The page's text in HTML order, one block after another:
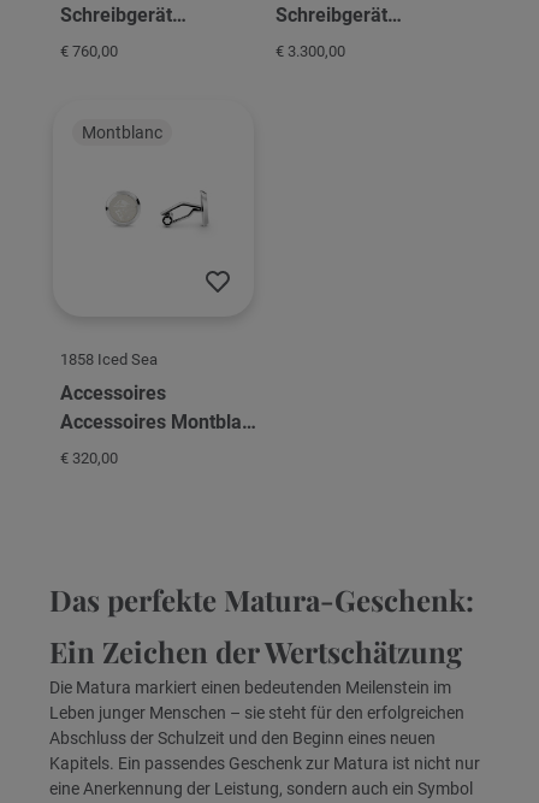
Schreibgerät
Montblanc
€ 760,00
Schreibgerät
Montblanc
€ 3.300,00
Montblanc
1858 Iced Sea
Accessoires
Accessoires Montblanc
1858 Iced Sea
€ 320,00
Das perfekte Matura-Geschenk:
Ein Zeichen der Wertschätzung
Die Matura markiert einen bedeutenden Meilenstein im
Leben junger Menschen – sie steht für den erfolgreichen
Abschluss der Schulzeit und den Beginn eines neuen
Kapitels. Ein passendes Geschenk zur Matura ist nicht nur
eine Anerkennung der Leistung, sondern auch ein Symbol